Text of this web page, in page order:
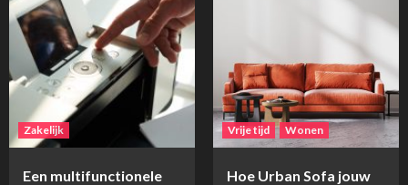
Zakelijk
Een multifunctionele
Vrije tijd Wonen
Hoe Urban Sofa jouw